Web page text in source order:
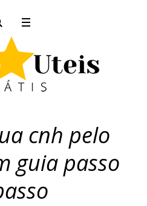
cnh pelo
guia passo